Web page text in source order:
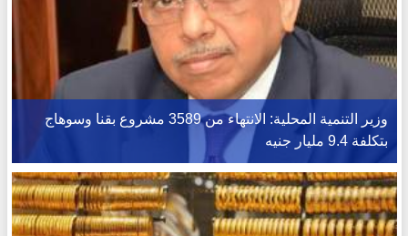
وزير التنمية المحلية: الانتهاء من 3589 مشروع بقنا وسوهاج
بتكلفة 9.4 مليار جنيه